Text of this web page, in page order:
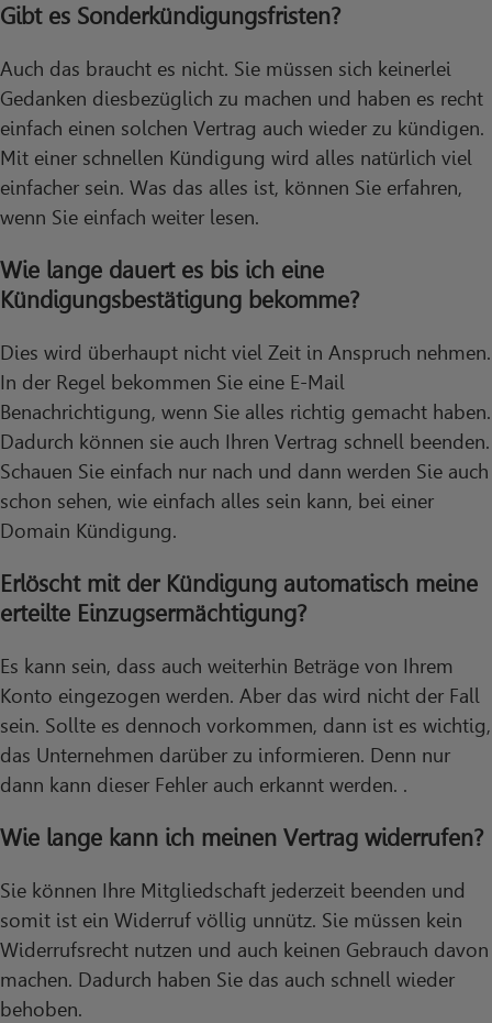
Gibt es Sonderkündigungsfristen?
Auch das braucht es nicht. Sie müssen sich keinerlei
Gedanken diesbezüglich zu machen und haben es recht
einfach einen solchen Vertrag auch wieder zu kündigen.
Mit einer schnellen Kündigung wird alles natürlich viel
einfacher sein. Was das alles ist, können Sie erfahren,
wenn Sie einfach weiter lesen.
Wie lange dauert es bis ich eine
Kündigungsbestätigung bekomme?
Dies wird überhaupt nicht viel Zeit in Anspruch nehmen.
In der Regel bekommen Sie eine E-Mail
Benachrichtigung, wenn Sie alles richtig gemacht haben.
Dadurch können sie auch Ihren Vertrag schnell beenden.
Schauen Sie einfach nur nach und dann werden Sie auch
schon sehen, wie einfach alles sein kann, bei einer
Domain Kündigung.
Erlöscht mit der Kündigung automatisch meine
erteilte Einzugsermächtigung?
Es kann sein, dass auch weiterhin Beträge von Ihrem
Konto eingezogen werden. Aber das wird nicht der Fall
sein. Sollte es dennoch vorkommen, dann ist es wichtig,
das Unternehmen darüber zu informieren. Denn nur
dann kann dieser Fehler auch erkannt werden. .
Wie lange kann ich meinen Vertrag widerrufen?
Sie können Ihre Mitgliedschaft jederzeit beenden und
somit ist ein Widerruf völlig unnütz. Sie müssen kein
Widerrufsrecht nutzen und auch keinen Gebrauch davon
machen. Dadurch haben Sie das auch schnell wieder
behoben.